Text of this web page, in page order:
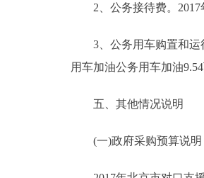
2、公务接待费。2017年
3、公务用车购置和运行
用车加油公务用车加油
五、其他情况说明
(一)政府采购预算说明